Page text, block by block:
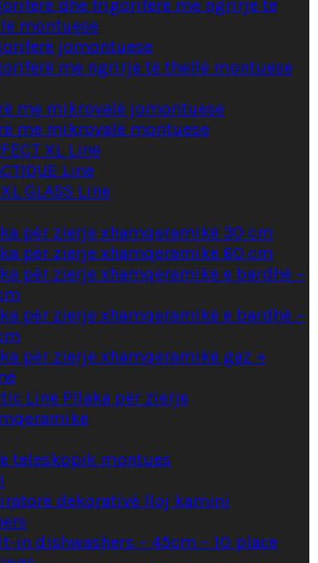
dhe frigoriferë me ngrirje të
montuese
jomontuese
me ngrirje të thellë montuese
me mikrovalë jomontuese
me mikrovalë montuese
XL Line
Line
GLASS Line
për zierje xhamqeramikë 30 cm
për zierje xhamqeramikë 60 cm
për zierje xhamqeramikë e bardhë –
për zierje xhamqeramikë e bardhë –
për zierje xhamqeramikë gaz +
Line Pllaka për zierje
teleskopik montues
dekorativë lloj kamini
in dishwashers – 45cm – 10 place